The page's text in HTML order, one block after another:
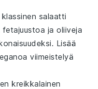
salaatti
fetajuustoa jaoliiveja
Lisää
viimeistelyä
kreikkalainen